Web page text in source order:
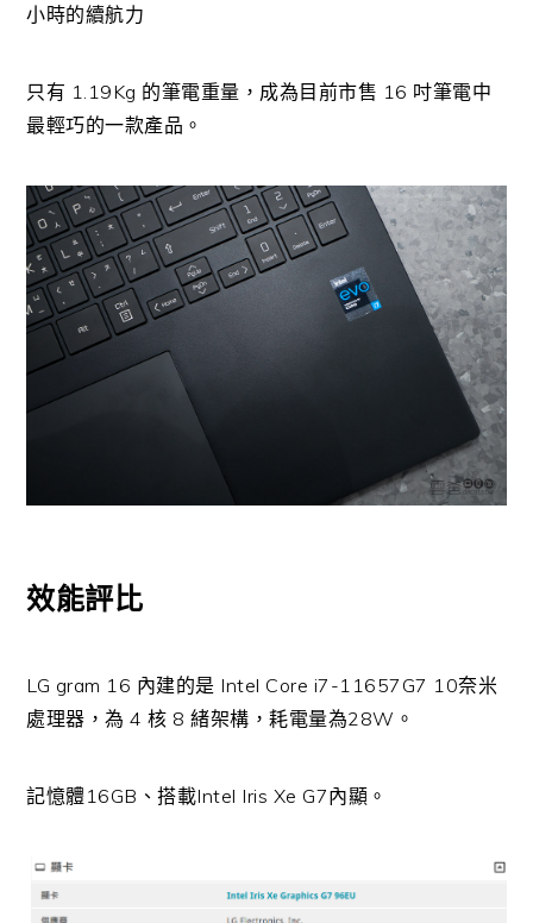
小時的續航力
只有 1.19Kg 的筆電重量，成為目前市售 16 吋筆電中
最輕巧的一款產品。
效能評比
LG gram 16 內建的是 Intel Core i7-11657G7 10奈米
處理器，為 4 核 8 緒架構，耗電量為28W。
記憶體16GB、搭載Intel Iris Xe G7內顯。